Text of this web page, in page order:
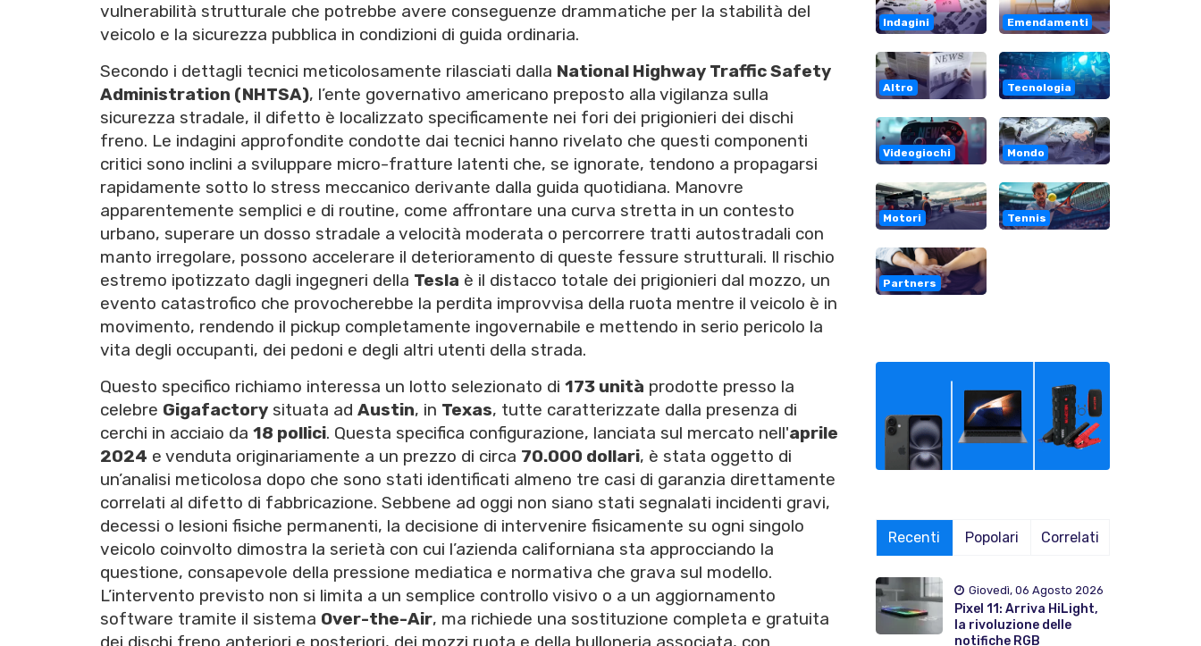
vulnerabilità strutturale che potrebbe avere conseguenze drammatiche per la stabilità del
veicolo e la sicurezza pubblica in condizioni di guida ordinaria.
Secondo i dettagli tecnici meticolosamente rilasciati dalla National Highway Traffic Safety
Administration (NHTSA), l’ente governativo americano preposto alla vigilanza sulla
sicurezza stradale, il difetto è localizzato specificamente nei fori dei prigionieri dei dischi
freno. Le indagini approfondite condotte dai tecnici hanno rivelato che questi componenti
critici sono inclini a sviluppare micro-fratture latenti che, se ignorate, tendono a propagarsi
rapidamente sotto lo stress meccanico derivante dalla guida quotidiana. Manovre
apparentemente semplici e di routine, come affrontare una curva stretta in un contesto
urbano, superare un dosso stradale a velocità moderata o percorrere tratti autostradali con
manto irregolare, possono accelerare il deterioramento di queste fessure strutturali. Il rischio
estremo ipotizzato dagli ingegneri della Tesla è il distacco totale dei prigionieri dal mozzo, un
evento catastrofico che provocherebbe la perdita improvvisa della ruota mentre il veicolo è in
movimento, rendendo il pickup completamente ingovernabile e mettendo in serio pericolo la
vita degli occupanti, dei pedoni e degli altri utenti della strada.
Questo specifico richiamo interessa un lotto selezionato di 173 unità prodotte presso la
celebre Gigafactory situata ad Austin, in Texas, tutte caratterizzate dalla presenza di
cerchi in acciaio da 18 pollici. Questa specifica configurazione, lanciata sul mercato nell'aprile
2024 e venduta originariamente a un prezzo di circa 70.000 dollari, è stata oggetto di
un’analisi meticolosa dopo che sono stati identificati almeno tre casi di garanzia direttamente
correlati al difetto di fabbricazione. Sebbene ad oggi non siano stati segnalati incidenti gravi,
decessi o lesioni fisiche permanenti, la decisione di intervenire fisicamente su ogni singolo
veicolo coinvolto dimostra la serietà con cui l’azienda californiana sta approcciando la
questione, consapevole della pressione mediatica e normativa che grava sul modello.
L’intervento previsto non si limita a un semplice controllo visivo o a un aggiornamento
software tramite il sistema Over-the-Air, ma richiede una sostituzione completa e gratuita
Indagini Emendamenti
Altro Tecnologia
Videogiochi Mondo
Motori Tennis
Partners
Recenti Popolari Correlati
Giovedì, 06 Agosto 2026
Pixel 11: Arriva HiLight,
la rivoluzione delle
notifiche RGB